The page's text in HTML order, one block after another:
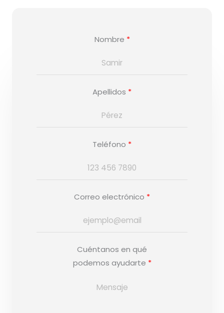
Nombre
Apellidos
Teléfono
Correo electrónico
Cuéntanos en qué
podemos ayudarte